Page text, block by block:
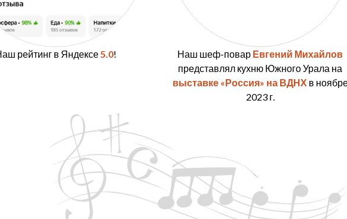
рейтинг в Яндексе5.0! Наш шеф-повар Евгений Михайлов
представлял кухню Южного Урала на
выставке «Россия» на ВДНХ в
2023 г.